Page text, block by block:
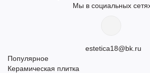
Мы в социальных
estetica18@bk.ru
Популярное
Керамическая плитка